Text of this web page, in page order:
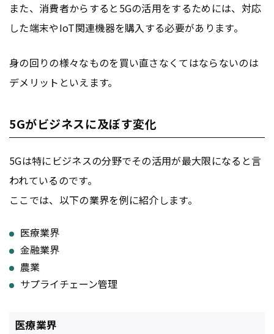
また、消費者からすると5Gの活用をするためには、対応
した端末やIoT関連機器を購入する必要があります。
身の回りの様々なものを買い直さなくてはならないのは
デメリットといえます。
5Gがビジネスに及ぼす変化
5Gは特にビジネスの分野でその活用が最大限になると言
われているのです。
ここでは、以下の業界を例に紹介します。
医療業界
金融業界
農業
サプライチェーン管理
医療業界